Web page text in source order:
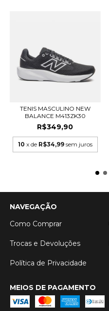
TENIS MASCULINO NEW
BALANCE M413ZK30
R$349,90
10 x de R$34,99 sem juros
NAVEGAÇÃO
Como Comprar
Trocas e Devoluções
Política de Privacidade
MEIOS DE PAGAMENTO